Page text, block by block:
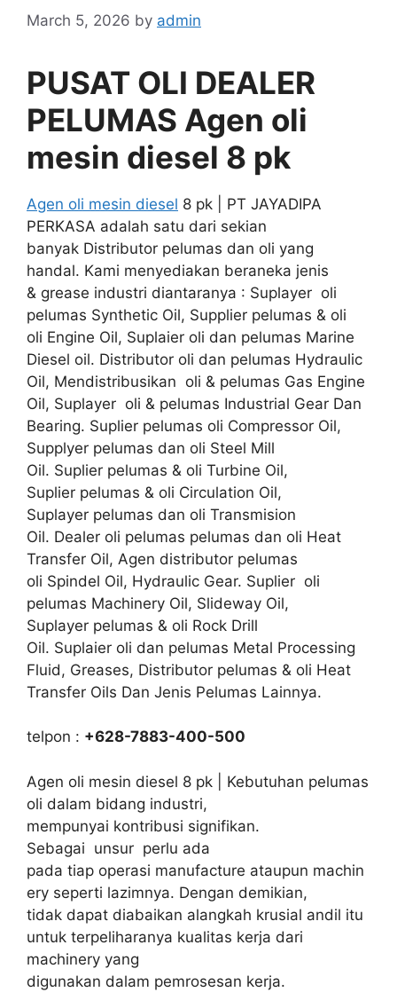
March 5, 2026 by admin
PUSAT OLI DEALER
PELUMAS Agen oli
mesin diesel 8 pk
Agen oli mesin diesel 8 pk | PT JAYADIPA
PERKASA adalah satu dari sekian
banyak Distributor pelumas dan oli yang
handal. Kami menyediakan beraneka jenis
& grease industri diantaranya : Suplayer oli
pelumas Synthetic Oil, Supplier pelumas & oli
oli Engine Oil, Suplaier oli dan pelumas Marine
Diesel oil. Distributor oli dan pelumas Hydraulic
Oil, Mendistribusikan oli & pelumas Gas Engine
Oil, Suplayer oli & pelumas Industrial Gear Dan
Bearing. Suplier pelumas oli Compressor Oil,
Supplyer pelumas dan oli Steel Mill
Oil. Suplier pelumas & oli Turbine Oil,
Suplier pelumas & oli Circulation Oil,
Suplayer pelumas dan oli Transmision
Oil. Dealer oli pelumas pelumas dan oli Heat
Transfer Oil, Agen distributor pelumas
oli Spindel Oil, Hydraulic Gear. Suplier oli
pelumas Machinery Oil, Slideway Oil,
Suplayer pelumas & oli Rock Drill
Oil. Suplaier oli dan pelumas Metal Processing
Fluid, Greases, Distributor pelumas & oli Heat
Transfer Oils Dan Jenis Pelumas Lainnya.
telpon : +628-7883-400-500
Agen oli mesin diesel 8 pk | Kebutuhan pelumas
oli dalam bidang industri,
mempunyai kontribusi signifikan.
Sebagai unsur perlu ada
pada tiap operasi manufacture ataupun machin
ery seperti lazimnya. Dengan demikian,
tidak dapat diabaikan alangkah krusial andil itu
untuk terpeliharanya kualitas kerja dari
machinery yang
digunakan dalam pemrosesan kerja.